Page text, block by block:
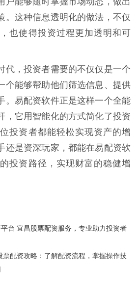
。这种信息透明化的做法，不仅
也使得投资过程更加透明和可
代，投资者需要的不仅仅是一个
个能够帮助他们筛选信息、提供
。易配资软件正是这样一个全能
，它用智能化的方式简化了投资
投资者都能轻松实现资产的增
还是资深玩家，都能在易配资软
投资路径，实现财富的稳健增
台 宜昌股票配资服务，专业助力投资者
票配资攻略：了解配资流程，掌握操作技